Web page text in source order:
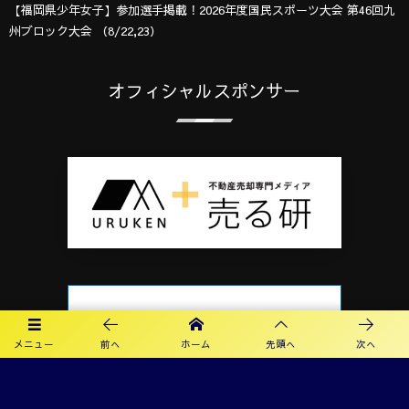
メニュー 前へ ホーム 先頭へ 次へ
【福岡県少年女子】参加選手掲載！2026年度国民スポーツ大会 第46回九
州ブロック大会 （8/22,23）
オフィシャルスポンサー